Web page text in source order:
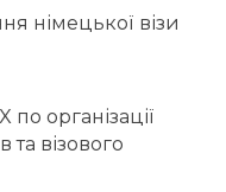
німецької візи
по організації
та візового